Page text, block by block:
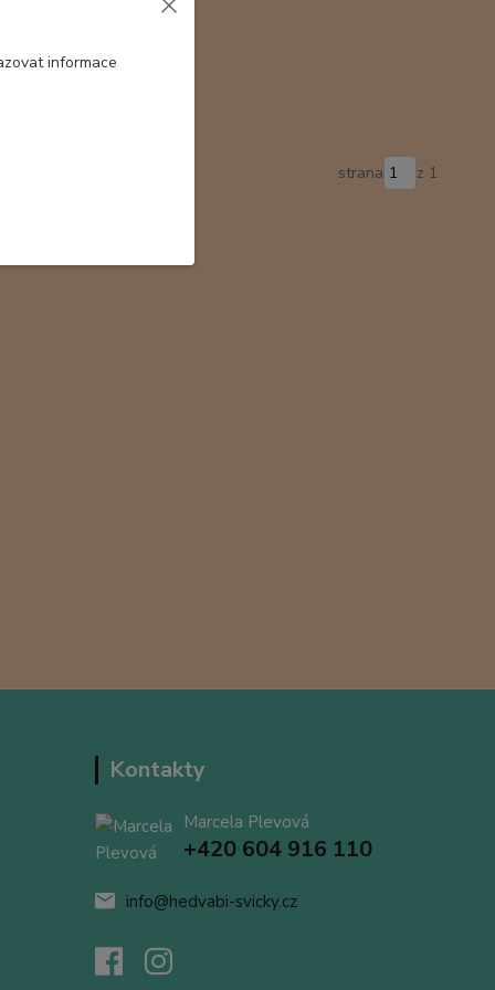
strana z 1
Kontakty
Marcela Plevová
+420 604 916 110
info@hedvabi-svicky.cz
informace